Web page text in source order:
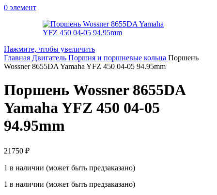
0 элемент
Нажмите, чтобы увеличить
Главная Двигатель Поршня и поршневые кольца Поршень
Wossner 8655DA Yamaha YFZ 450 04-05 94.95mm
Поршень Wossner 8655DA
Yamaha YFZ 450 04-05
94.95mm
21750 ₽
1 в наличии (может быть предзаказано)
1 в наличии (может быть предзаказано)